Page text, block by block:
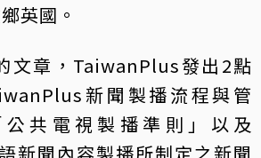
英國。
文章，TaiwanPlus發出2點
新聞製播流程與管
共電視製播準則」以及